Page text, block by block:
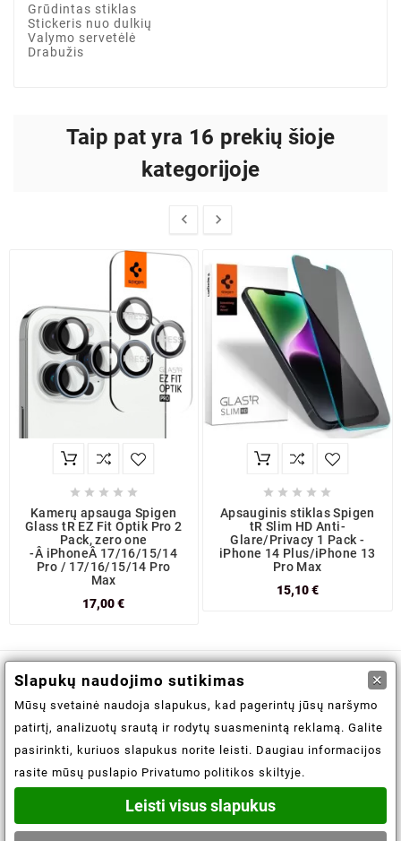
Grūdintas stiklas
Stickeris nuo dulkių
Valymo servetėlė
Drabužis
Taip pat yra 16 prekių šioje
kategorijoje
 
    
Kamerų apsauga Spigen
Glass tR EZ Fit Optik Pro 2
Pack, zero one
-Â iPhoneÂ 17/16/15/14
Pro / 17/16/15/14 Pro
Max
17,00 €
    
Apsauginis stiklas Spigen
tR Slim HD Anti-
Glare/Privacy 1 Pack -
iPhone 14 Plus/iPhone 13
Pro Max
15,10 €

Informacija 
Jūsų paskyra 
Slapukų naudojimo sutikimas ×
Mūsų svetainė naudoja slapukus, kad pagerintų jūsų naršymo
patirtį, analizuotų srautą ir rodytų suasmenintą reklamą. Galite
pasirinkti, kuriuos slapukus norite leisti. Daugiau informacijos
rasite mūsų puslapio Privatumo politikos skiltyje.
Leisti visus slapukus